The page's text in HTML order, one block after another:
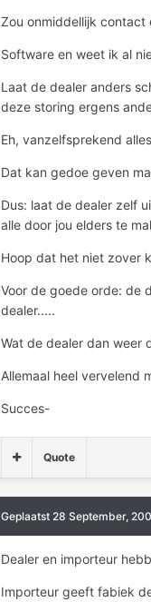
Zou onmiddellijk contact
Software en weet ik al
Laat de dealer anders
deze storing ergens
Eh, vanzelfsprekend
Dat kan gedoe geven
Dus: laat de dealer zelf
alle door jou elders te
Hoop dat het niet zover
Voor de goede orde: de
dealer.....
Wat de dealer dan weer
Allemaal heel vervelend
Succes-
Quote
Geplaatst 28 September,
Dealer en importeur
Importeur geeft fabiek